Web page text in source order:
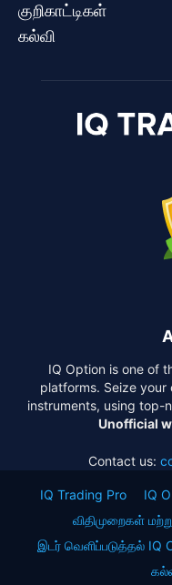
குறிகாட்டிகள்
கல்வி
IQ Option is one of
platforms. Seize
instruments, using top-
Unofficial
Contact us:
IQ Trading Pro IQ
விதிமுறைகள்
இடர் வெளிப்படுத்தல் IQ